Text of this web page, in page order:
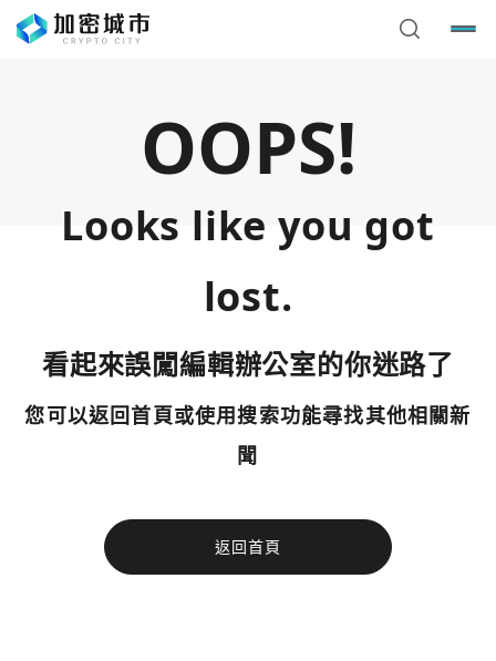
OOPS!
Looks like you got
lost.
看起來誤闖編輯辦公室的你迷路了
您可以返回首頁或使用搜索功能尋找其他相關新
聞
返回首頁
今日熱門
使用以下帳號繼續
您已閒置5分鐘，請點擊關閉按鈕或空白處，即可回到加密
今日熱門